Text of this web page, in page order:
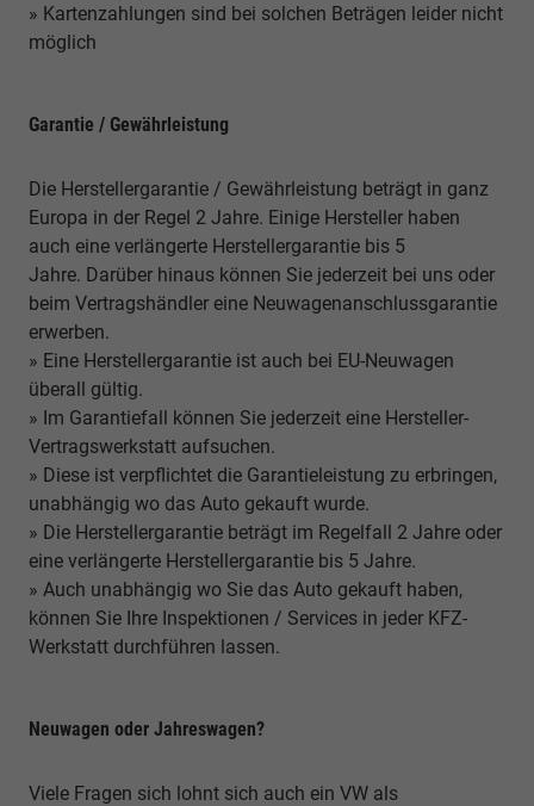
» Kartenzahlungen sind bei solchen Beträgen leider nicht
möglich
Garantie / Gewährleistung
Die Herstellergarantie / Gewährleistung beträgt in ganz
Europa in der Regel 2 Jahre. Einige Hersteller haben
auch eine verlängerte Herstellergarantie bis 5
Jahre. Darüber hinaus können Sie jederzeit bei uns oder
beim Vertragshändler eine Neuwagenanschlussgarantie
erwerben.
» Eine Herstellergarantie ist auch bei EU-Neuwagen
überall gültig.
» Im Garantiefall können Sie jederzeit eine Hersteller-
Vertragswerkstatt aufsuchen.
» Diese ist verpflichtet die Garantieleistung zu erbringen,
unabhängig wo das Auto gekauft wurde.
» Die Herstellergarantie beträgt im Regelfall 2 Jahre oder
eine verlängerte Herstellergarantie bis 5 Jahre.
» Auch unabhängig wo Sie das Auto gekauft haben,
können Sie Ihre Inspektionen / Services in jeder KFZ-
Werkstatt durchführen lassen.
Neuwagen oder Jahreswagen?
Viele Fragen sich lohnt sich auch ein VW als